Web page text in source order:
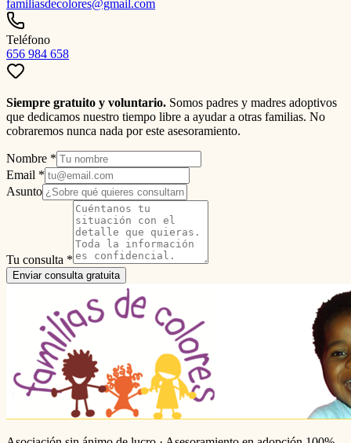
familiasdecolores@gmail.com
Teléfono
656 984 658
Siempre gratuito y voluntario. Somos padres y madres adoptivos
que dedicamos nuestro tiempo libre a ayudar a otras familias. No
cobraremos nunca nada por este asesoramiento.
Nombre *
Email *
Asunto
Tu consulta *
Enviar consulta gratuita